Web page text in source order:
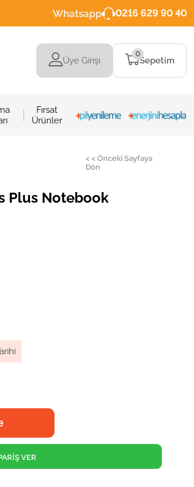
Whatsapp 0216 629 90 40
Üye Girişi Sepetim
0
Fırsat
Ürünler
< < Önceki Sayfaya
Dön
Plus Notebook
VER